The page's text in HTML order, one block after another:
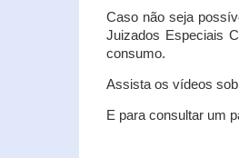
Caso não seja
Juizados Especiais
consumo.
Assista os vídeos
E para consultar um